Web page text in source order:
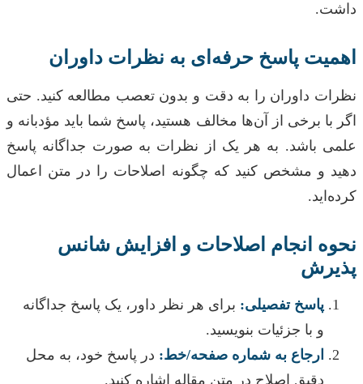
داشت.
اهمیت پاسخ حرفه‌ای به نظرات داوران
نظرات داوران را به دقت و بدون تعصب مطالعه کنید. حتی
اگر با برخی از آن‌ها مخالف هستید، پاسخ شما باید مؤدبانه و
علمی باشد. به هر یک از نظرات به صورت جداگانه پاسخ
دهید و مشخص کنید که چگونه اصلاحات را در متن اعمال
کرده‌اید.
نحوه انجام اصلاحات و افزایش شانس
پذیرش
پاسخ تفصیلی: برای هر نظر داور، یک پاسخ جداگانه
و با جزئیات بنویسید.
ارجاع به شماره صفحه/خط: در پاسخ خود، به محل
دقیق اصلاح در متن مقاله اشاره کنید.